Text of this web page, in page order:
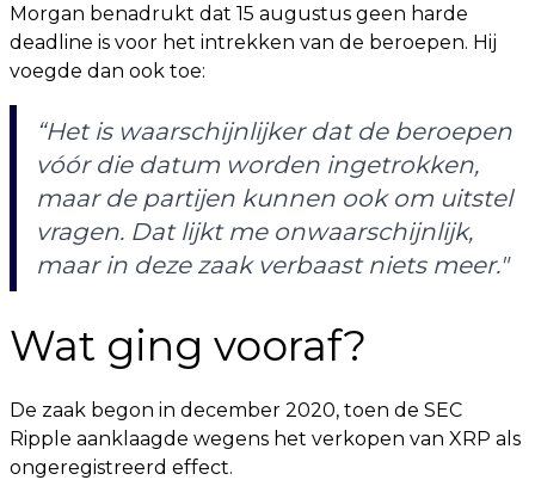
Morgan benadrukt dat 15 augustus geen harde
deadline is voor het intrekken van de beroepen. Hij
voegde dan ook toe:
“Het is waarschijnlijker dat de beroepen
vóór die datum worden ingetrokken,
maar de partijen kunnen ook om uitstel
vragen. Dat lijkt me onwaarschijnlijk,
maar in deze zaak verbaast niets meer."
Wat ging vooraf?
De zaak begon in december 2020, toen de SEC
Ripple aanklaagde wegens het verkopen van XRP als
ongeregistreerd effect.